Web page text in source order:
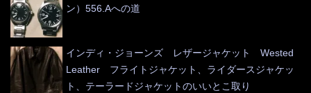
ン）556.Aへの道
インディ・ジョーンズ レザージャケット Wested
Leather フライトジャケット、ライダースジャケッ
ト、テーラードジャケットのいいとこ取り